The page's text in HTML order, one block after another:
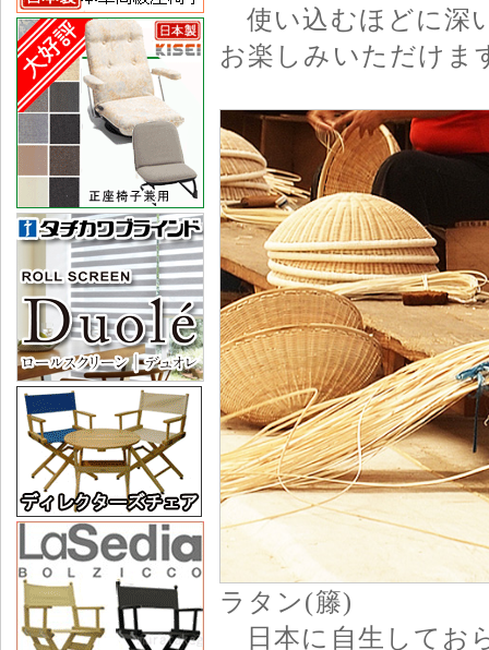
使い込むほどに深
お楽しみいただけま
ラタン(籐)
日本に自生してお